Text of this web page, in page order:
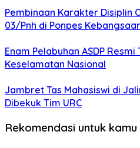
Pembinaan Karakter Disiplin
03/Pnh di Ponpes
Enam Pelabuhan ASDP
Keselamatan Nasional
Jambret Tas Mahasiswi di
Dibekuk Tim URC
Rekomendasi untuk kamu